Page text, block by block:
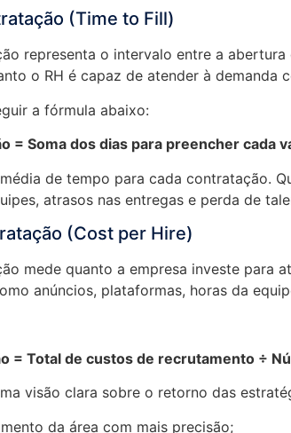
(Time to Fill)
representa o intervalo entre a
o RH é capaz de atender à demanda
a fórmula abaixo:
= Soma dos dias para preencher cada
de tempo para cada contratação.
atrasos nas entregas e perda de
(Cost per Hire)
mede quanto a empresa investe para
anúncios, plataformas, horas da
= Total de custos de recrutamento ÷
visão clara sobre o retorno das
da área com mais precisão;